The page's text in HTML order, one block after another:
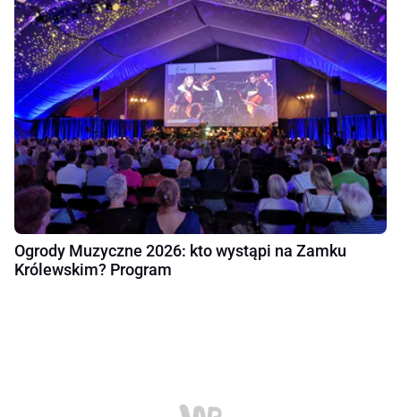
Ogrody Muzyczne 2026: kto wystąpi na Zamku
Królewskim? Program